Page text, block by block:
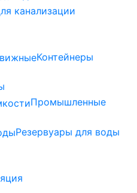
канализации
Контейнеры
Промышленные
Резервуары для воды